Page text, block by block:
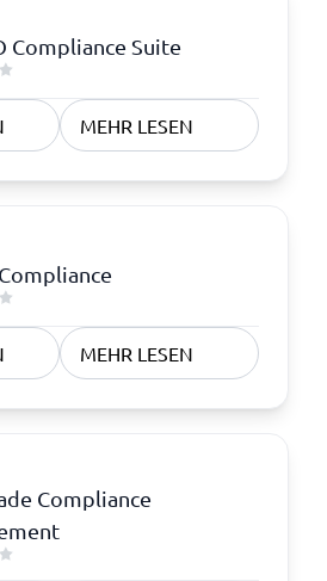
Compliance Suite
MEHR LESEN
MEHR LESEN
Compliance